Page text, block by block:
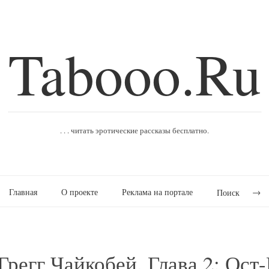
Tabooo.Ru
. . . читать эротические рассказы бесплатно.
Главная О проекте Реклама на портале Поиск
Чайкобей. Глава 2: